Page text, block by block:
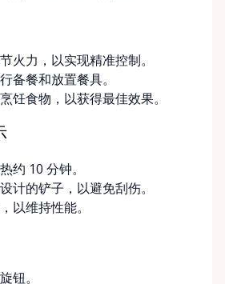
火力，以实现精准控制。
备餐和放置餐具。
饪食物，以获得最佳效果。
约 10 分钟。
计的铲子，以避免刮伤。
以维持性能。
钮。